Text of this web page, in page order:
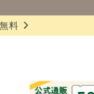
料